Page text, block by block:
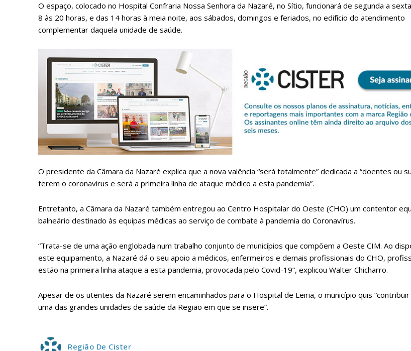
Planos de
Faça-se assinante do Região de Cister e ajude-nos a manter
Sendo assinante terá acesso a todos os conteúdos exclusivos e
Escolha o plano de assinatura desejado:
ASSINATURA
IMPRESSA
32€
Edição em papel entregue à Quinta-feira
em sua casa
Acesso aos conteúdos Exclusivos para
assinantes
Acesso
Ofertas
O espaço, colocado no Hospital Confraria Nossa Senhora da Nazaré, no Sítio, funcionará de segunda a
8 às 20 horas, e das 14 horas à meia noite, aos sábados, domingos e feriados, no edifício do atendimento
complementar daquela unidade de saúde.
O presidente da Câmara da Nazaré explica que a nova valência “será totalmente” dedicada a “doentes ou
terem o coronavírus e será a primeira linha de ataque médico a esta pandemia”.
Entretanto, a Câmara da Nazaré também entregou ao Centro Hospitalar do Oeste (CHO) um contentor
balneário destinado às equipas médicas ao serviço de combate à pandemia do Coronavírus.
“Trata-se de uma ação englobada num trabalho conjunto de municípios que compõem a Oeste CIM. Ao
este equipamento, a Nazaré dá o seu apoio a médicos, enfermeiros e demais profissionais do CHO,
estão na primeira linha ataque a esta pandemia, provocada pelo Covid-19”, explicou Walter Chicharro.
Apesar de os utentes da Nazaré serem encaminhados para o Hospital de Leiria, o município quis
uma das grandes unidades de saúde da Região em que se insere”.
Região De Cister